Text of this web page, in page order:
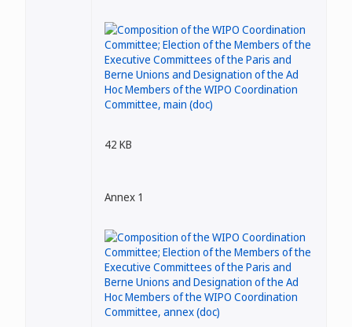
42 KB
Annex 1